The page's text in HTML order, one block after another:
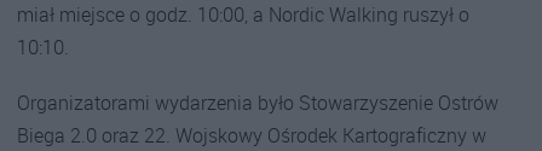
miał miejsce o godz. 10:00, a Nordic Walking ruszył o
10:10.
Organizatorami wydarzenia było Stowarzyszenie Ostrów
Biega 2.0 oraz 22. Wojskowy Ośrodek Kartograficzny w